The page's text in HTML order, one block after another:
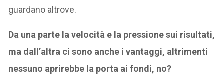
guardano altrove.
Da una parte la velocità e la pressione sui risultati,
ma dall’altra ci sono anche i vantaggi, altrimenti
nessuno aprirebbe la porta ai fondi, no?